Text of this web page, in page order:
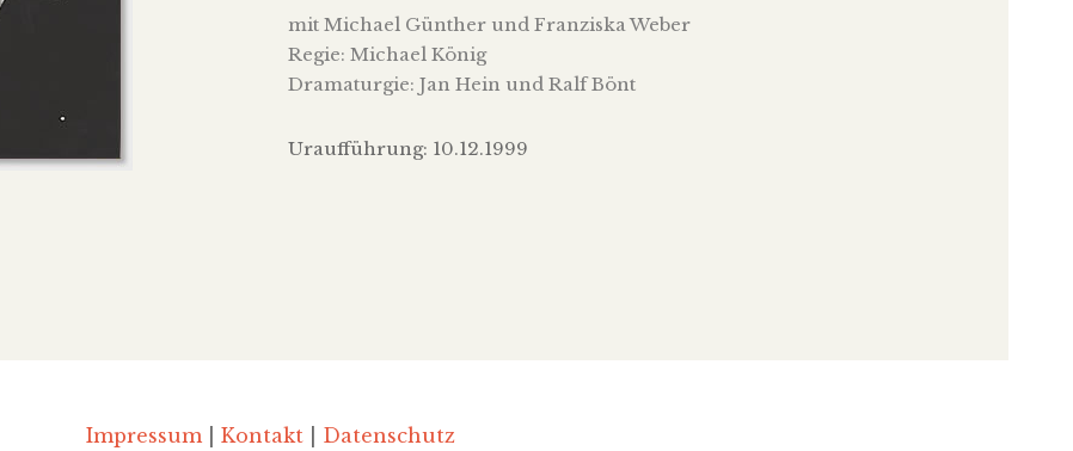
mit Michael Günther und Franziska Weber
Regie: Michael König
Dramaturgie: Jan Hein und Ralf Bönt
Uraufführung: 10.12.1999
Impressum| Kontakt| Datenschutz